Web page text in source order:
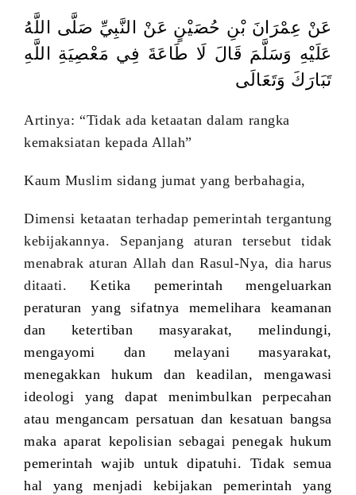
عَنْ عِمْرَانَ بْنِ حُصَيْنٍ عَنْ النَّبِيِّ صَلَّى اللَّهُ
عَلَيْهِ وَسَلَّمَ قَالَ لَا طَاعَةَ فِي مَعْصِيَةِ اللَّهِ
تَبَارَكَ وَتَعَالَى
Artinya: “Tidak ada ketaatan dalam rangka
kemaksiatan kepada Allah”
Kaum Muslim sidang jumat yang berbahagia,
Dimensi ketaatan terhadap pemerintah tergantung
kebijakannya. Sepanjang aturan tersebut tidak
menabrak aturan Allah dan Rasul-Nya, dia harus
ditaati. Ketika pemerintah mengeluarkan
peraturan yang sifatnya memelihara keamanan
dan ketertiban masyarakat, melindungi,
mengayomi dan melayani masyarakat,
menegakkan hukum dan keadilan, mengawasi
ideologi yang dapat menimbulkan perpecahan
atau mengancam persatuan dan kesatuan bangsa
maka aparat kepolisian sebagai penegak hukum
pemerintah wajib untuk dipatuhi. Tidak semua
hal yang menjadi kebijakan pemerintah yang